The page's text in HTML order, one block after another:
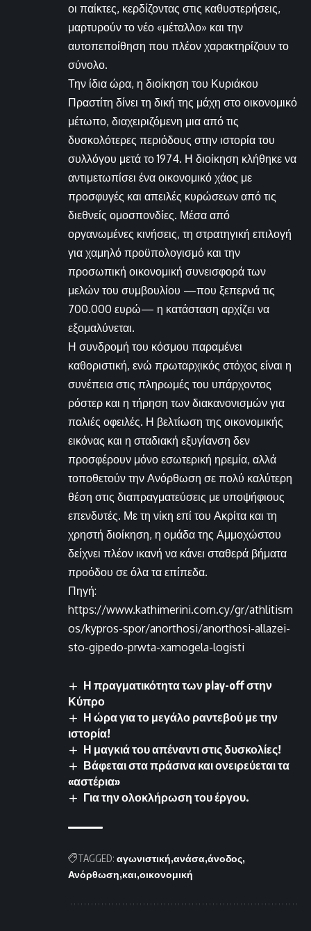
οι παίκτες, κερδίζοντας στις καθυστερήσεις,
μαρτυρούν το νέο «μέταλλο» και την
αυτοπεποίθηση που πλέον χαρακτηρίζουν το
σύνολο.
Την ίδια ώρα, η διοίκηση του Κυριάκου
Πραστίτη δίνει τη δική της μάχη στο οικονομικό
μέτωπο, διαχειριζόμενη μια από τις
δυσκολότερες περιόδους στην ιστορία του
συλλόγου μετά το 1974. Η διοίκηση κλήθηκε να
αντιμετωπίσει ένα οικονομικό χάος με
προσφυγές και απειλές κυρώσεων από τις
διεθνείς ομοσπονδίες. Μέσα από
οργανωμένες κινήσεις, τη στρατηγική επιλογή
για χαμηλό προϋπολογισμό και την
προσωπική οικονομική συνεισφορά των
μελών του συμβουλίου —που ξεπερνά τις
700.000 ευρώ— η κατάσταση αρχίζει να
εξομαλύνεται.
Η συνδρομή του κόσμου παραμένει
καθοριστική, ενώ πρωταρχικός στόχος είναι η
συνέπεια στις πληρωμές του υπάρχοντος
ρόστερ και η τήρηση των διακανονισμών για
παλιές οφειλές. Η βελτίωση της οικονομικής
εικόνας και η σταδιακή εξυγίανση δεν
προσφέρουν μόνο εσωτερική ηρεμία, αλλά
τοποθετούν την Ανόρθωση σε πολύ καλύτερη
θέση στις διαπραγματεύσεις με υποψήφιους
επενδυτές. Με τη νίκη επί του Ακρίτα και τη
χρηστή διοίκηση, η ομάδα της Αμμοχώστου
δείχνει πλέον ικανή να κάνει σταθερά βήματα
προόδου σε όλα τα επίπεδα.
Πηγή:
https://www.kathimerini.com.cy/gr/athlitism
os/kypros-spor/anorthosi/anorthosi-allazei-
sto-gipedo-prwta-xamogela-logisti
Η πραγματικότητα των play-off στην
Κύπρο
Η ώρα για το μεγάλο ραντεβού με την
ιστορία!
Η μαγκιά του απέναντι στις δυσκολίες!
Βάφεται στα πράσινα και ονειρεύεται τα
«αστέρια»
Για την ολοκλήρωση του έργου.
TAGGED: αγωνιστική ανάσα άνοδος
Ανόρθωση και οικονομική